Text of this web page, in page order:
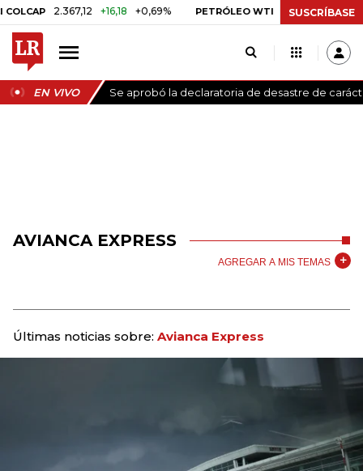
2.367,12 +16,18 +0,69% PETRÓLEO WTI US$ 78,18 US$ 0,17
SUSCRÍBASE
EN VIVO Se aprobó la declaratoria de desastre de
AVIANCA EXPRESS
AGREGAR A MIS TEMAS
Últimas noticias sobre: Avianca Express